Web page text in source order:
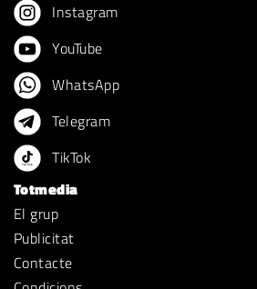
Instagram
YouTube
WhatsApp
Telegram
TikTok
Totmedia
El grup
Publicitat
Contacte